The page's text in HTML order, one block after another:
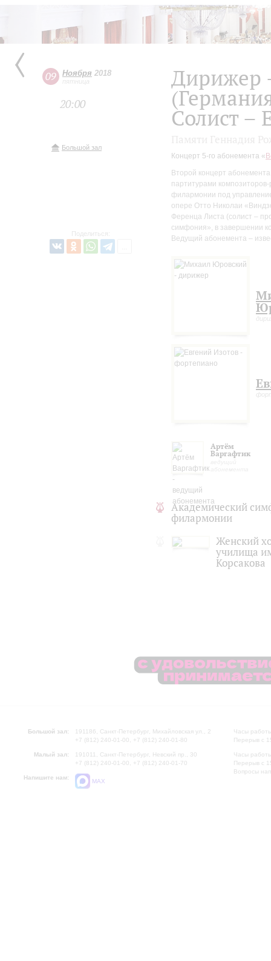
09 Ноября 2018
пятница
20:00
Большой зал
Поделиться:
Дирижер
Солист –
Концерт 5-го абонемента «
Второй концерт
партитурами
филармонии под
опере Отто Николаи
Ференца Листа (солист –
симфония», в завершении
Ведущий абонемента –
Артём
Варгафтик
Академический
филармонии
Женский
училища
Корсакова
Большой зал:
191186, Санкт-Петербург, Михайловская ул., 2
+7 (812) 240-01-00, +7 (812) 240-01-80
Малый зал:
191011, Санкт-Петербург, Невский пр., 30
+7 (812) 240-01-00, +7 (812) 240-01-70
Напишите нам:
MAX
Часы
Перерыв с
Часы
Перерыв с
Вопросы